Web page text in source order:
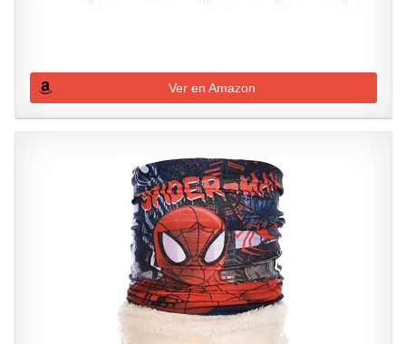
Ver en Amazon